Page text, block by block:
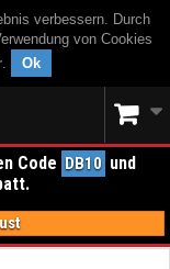
verbessern. Durch
von Cookies
. Ok
Code DB10 und